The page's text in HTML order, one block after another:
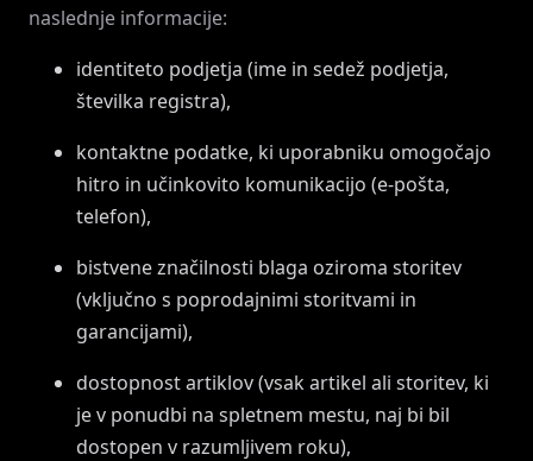
naslednje informacije:
identiteto podjetja (ime in sedež podjetja,
številka registra),
kontaktne podatke, ki uporabniku omogočajo
hitro in učinkovito komunikacijo (e-pošta,
telefon),
bistvene značilnosti blaga oziroma storitev
(vključno s poprodajnimi storitvami in
garancijami),
dostopnost artiklov (vsak artikel ali storitev, ki
je v ponudbi na spletnem mestu, naj bi bil
dostopen v razumljivem roku),